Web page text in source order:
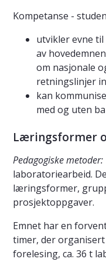
Kompetanse -
utvikler evne
av
om nasjonale
retningslinjer
kan
med og uten
Læringsformer
Pedagogiske metoder:
laboratoriearbeid.
læringsformer,
prosjektoppgaver.
Emnet har en
timer, der
forelesing, ca. 36 t